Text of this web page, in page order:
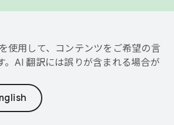
使用して、コンテンツをご希望の言
。AI 翻訳には誤りが含まれる場合が